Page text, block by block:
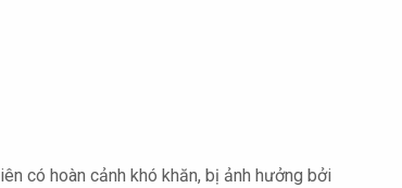
có hoàn cảnh khó khăn, bị ảnh hưởng bởi